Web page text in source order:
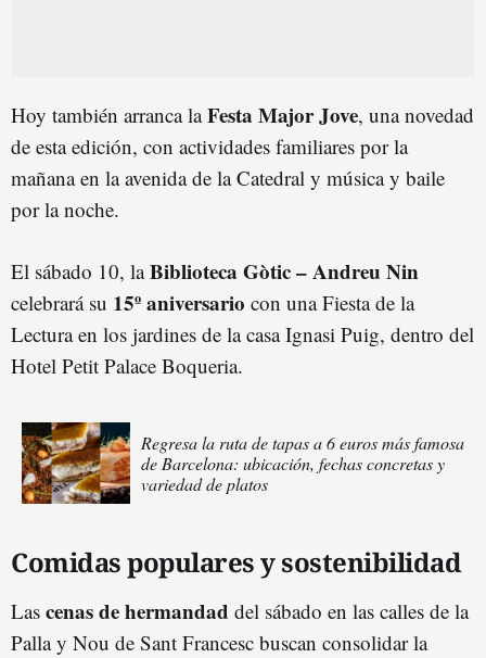
Hoy también arranca laFesta Major Jove, una novedad
de esta edición, con actividades familiares por la
mañana en la avenida de la Catedral y música y baile
por la noche.
El sábado 10, laBiblioteca Gòtic – Andreu Nin
celebrará su 15º aniversario con una Fiesta de la
Lectura en los jardines de la casa Ignasi Puig, dentro del
Hotel Petit Palace Boqueria.
Regresa la ruta de tapas a 6 euros más famosa
de Barcelona: ubicación, fechas concretas y
variedad de platos
Comidas populares y sostenibilidad
Las cenas de hermandad del sábado en las calles de la
Palla y Nou de Sant Francesc buscan consolidar la